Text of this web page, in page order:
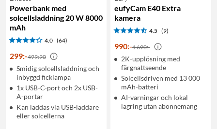
Powerbank med
solcellsladdning 20 W 8000
mAh
4.0 (64)
299:-499:90
Smidig solcellsladdning och
inbyggd ficklampa
1x USB-C-port och 2x USB-
A-portar
Kan laddas via USB-laddare
eller solcellerna
eufyCam E40 Extra
kamera
4.5 (9)
990:-1 690:-
2K-upplösning med
färgnattseende
Solcellsdriven med 13 000
mAh-batteri
AI-varningar och lokal
lagring utan abonnemang